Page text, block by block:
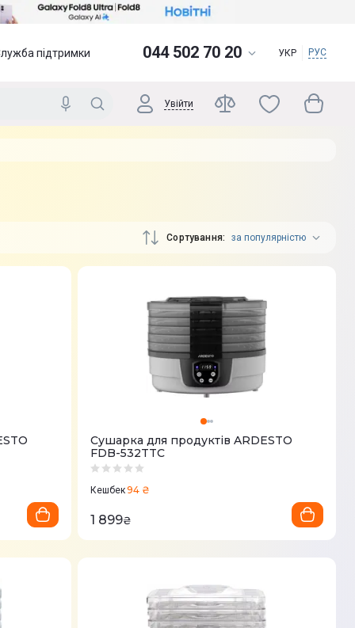
підтримки 044 502 70 20 УКР РУС
Увійти
Сортування за популярністю
Сушарка для продуктів ARDESTO
FDB-532TTC
Кешбек94 ₴
1 899₴